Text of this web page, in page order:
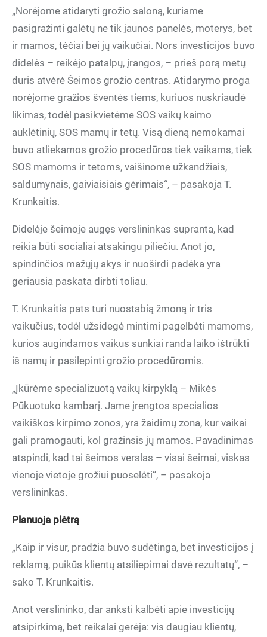
„Norėjome atidaryti grožio saloną, kuriame
pasigražinti galėtų ne tik jaunos panelės, moterys, bet
ir mamos, tėčiai bei jų vaikučiai. Nors investicijos buvo
didelės – reikėjo patalpų, įrangos, – prieš porą metų
duris atvėrė Šeimos grožio centras. Atidarymo proga
norėjome gražios šventės tiems, kuriuos nuskriaudė
likimas, todėl pasikvietėme SOS vaikų kaimo
auklėtinių, SOS mamų ir tetų. Visą dieną nemokamai
buvo atliekamos grožio procedūros tiek vaikams, tiek
SOS mamoms ir tetoms, vaišinome užkandžiais,
saldumynais, gaiviaisiais gėrimais“, – pasakoja T.
Krunkaitis.
Didelėje šeimoje augęs verslininkas supranta, kad
reikia būti socialiai atsakingu piliečiu. Anot jo,
spindinčios mažųjų akys ir nuoširdi padėka yra
geriausia paskata dirbti toliau.
T. Krunkaitis pats turi nuostabią žmoną ir tris
vaikučius, todėl užsidegė mintimi pagelbėti mamoms,
kurios augindamos vaikus sunkiai randa laiko ištrūkti
iš namų ir pasilepinti grožio procedūromis.
„Įkūrėme specializuotą vaikų kirpyklą – Mikės
Pūkuotuko kambarį. Jame įrengtos specialios
vaikiškos kirpimo zonos, yra žaidimų zona, kur vaikai
gali pramogauti, kol gražinsis jų mamos. Pavadinimas
atspindi, kad tai šeimos verslas – visai šeimai, viskas
vienoje vietoje grožiui puoselėti“, – pasakoja
verslininkas.
Planuoja plėtrą
„Kaip ir visur, pradžia buvo sudėtinga, bet investicijos į
reklamą, puikūs klientų atsiliepimai davė rezultatų“, –
sako T. Krunkaitis.
Anot verslininko, dar anksti kalbėti apie investicijų
atsipirkimą, bet reikalai gerėja: vis daugiau klientų,